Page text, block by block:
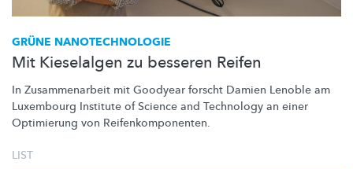
GRÜNE NANOTECHNOLOGIE
Mit Kieselalgen zu besseren Reifen
In Zusammenarbeit mit Goodyear forscht Damien Lenoble am
Luxembourg Institute of Science and Technology an einer
Optimierung von Reifenkomponenten.
LIST